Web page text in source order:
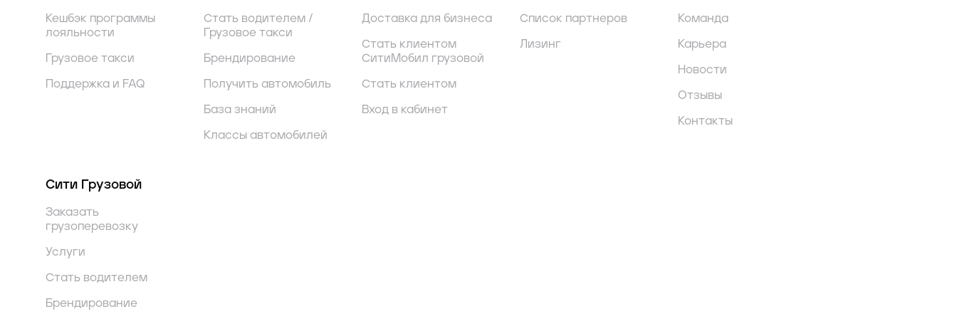
Кешбэк программы
лояльности
Грузовое такси
Поддержка и FAQ
Стать водителем /
Грузовое такси
Брендирование
Получить автомобиль
База знаний
Классы автомобилей
Доставка для бизнеса
Стать клиентом
СитиМобил грузовой
Стать клиентом
Вход в кабинет
Список партнеров
Лизинг
Команда
Карьера
Новости
Отзывы
Контакты
Сити Грузовой
Заказать
грузоперевозку
Услуги
Стать водителем
Брендирование